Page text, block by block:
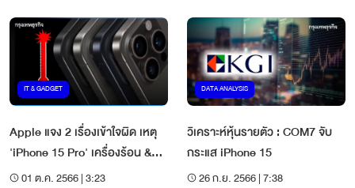
IT & GADGET
Apple แจง 2 เรื่องเข้าใจผิด เหตุ
'iPhone 15 Pro' เครื่องร้อน &
เรื่องสาย 'USB-C'
01 ต.ค. 2566 | 3:23
DATA ANALYSIS
วิเคราะห์หุ้นรายตัว : COM7 จับ
กระแส iPhone 15
26 ก.ย. 2566 | 7:38